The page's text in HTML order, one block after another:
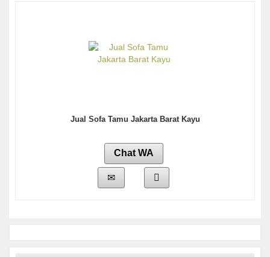
Jual Sofa Tamu Jakarta Barat Kayu
Chat WA